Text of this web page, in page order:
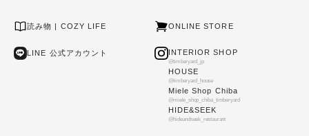
読み物 | COZY LIFE ONLINE STORE
LINE 公式アカウント INTERIOR SHOP
@timberyard_jp
HOUSE
@timberyard_house
Miele Shop Chiba
@miele_shop_chiba_timberyard
HIDE&SEEK
@hideandseek_restaurant